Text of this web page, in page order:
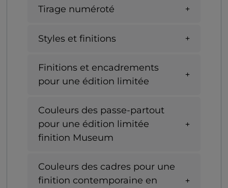
Tirage numéroté
Styles et finitions
Finitions et encadrements
pour une édition limitée
Couleurs des passe-partout
pour une édition limitée
finition Museum
Couleurs des cadres pour une
finition contemporaine en